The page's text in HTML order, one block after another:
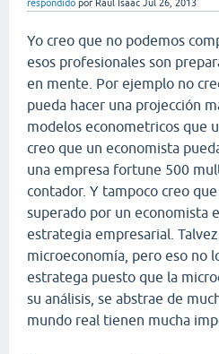
respondido por Raul Isaac Jul 26, 2013
Yo creo que no podemos
esos profesionales son
en mente. Por ejemplo no
pueda hacer una projección
modelos econometricos que
creo que un economista
una empresa fortune 500
contador. Y tampoco creo
superado por un economista
estrategia empresarial.
microeconomía, pero eso no
estratega puesto que la
su análisis, se abstrae de
mundo real tienen mucha